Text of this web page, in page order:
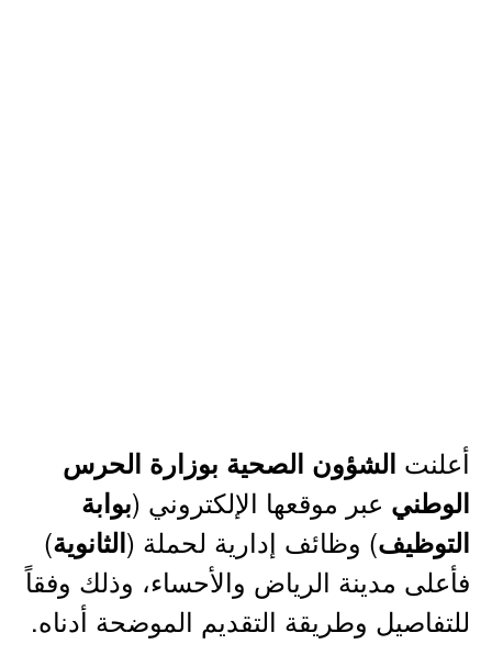
أعلنت الشؤون الصحية بوزارة الحرس
الوطني عبر موقعها الإلكتروني (بوابة
التوظيف) وظائف إدارية لحملة (الثانوية)
فأعلى مدينة الرياض والأحساء، وذلك وفقاً
للتفاصيل وطريقة التقديم الموضحة أدناه.